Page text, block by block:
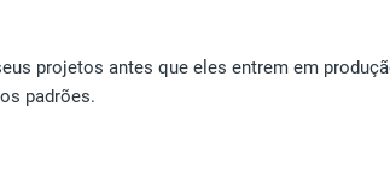
projetos antes que eles entrem em
padrões.